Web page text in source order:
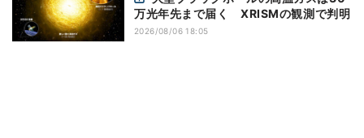
万光年先まで届く XRISMの観測で判明
2026/08/06 18:05